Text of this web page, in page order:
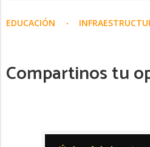
EDUCACIÓN
Compartinos tu